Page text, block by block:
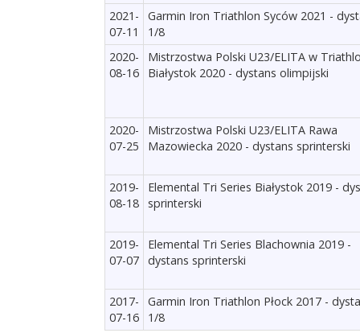
2021-
07-11
Garmin Iron Triathlon Syców 2021 -
1/8
2020-
08-16
Mistrzostwa Polski U23/ELITA w
Białystok 2020 - dystans olimpijski
2020-
07-25
Mistrzostwa Polski U23/ELITA Rawa
Mazowiecka 2020 - dystans sprinterski
2019-
08-18
Elemental Tri Series Białystok 2019 -
sprinterski
2019-
07-07
Elemental Tri Series Blachownia 2019 -
dystans sprinterski
2017-
07-16
Garmin Iron Triathlon Płock 2017 -
1/8